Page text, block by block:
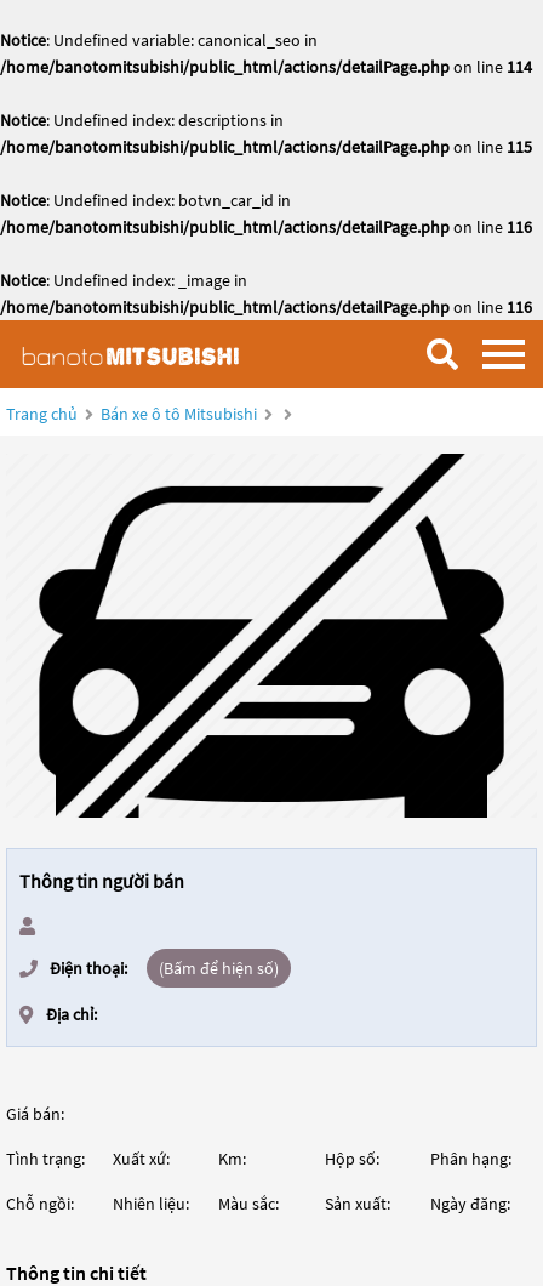
Notice: Undefined variable: canonical_seo in
/home/banotomitsubishi/public_html/actions/detailPage.phpon line 114
Notice: Undefined index: descriptions in
/home/banotomitsubishi/public_html/actions/detailPage.phpon line 115
Notice: Undefined index: botvn_car_id in
/home/banotomitsubishi/public_html/actions/detailPage.phpon line 116
Notice: Undefined index: _image in
/home/banotomitsubishi/public_html/actions/detailPage.phpon line 116
Trang chủ Bán xe ô tô Mitsubishi
Thông tin người bán
Điện thoại: (Bấm để hiện số)
Địa chỉ:
Giá bán:
Tình trạng: Xuất xứ: Km: Hộp số: Phân hạng:
Chỗ ngồi: Nhiên liệu: Màu sắc: Sản xuất: Ngày đăng:
Thông tin chi tiết